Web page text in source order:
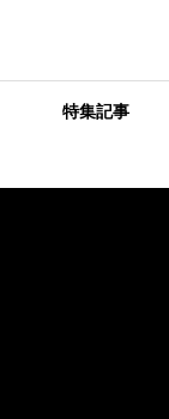
特集記事